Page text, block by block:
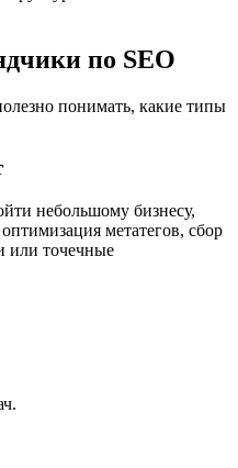
по SEO
понимать, какие типы
небольшому бизнесу,
метатегов, сбор
или точечные